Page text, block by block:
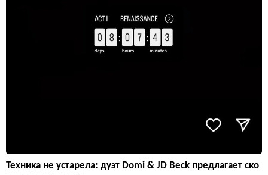
Техника не устарела: дуэт Domi & JD Beck предлагает ско